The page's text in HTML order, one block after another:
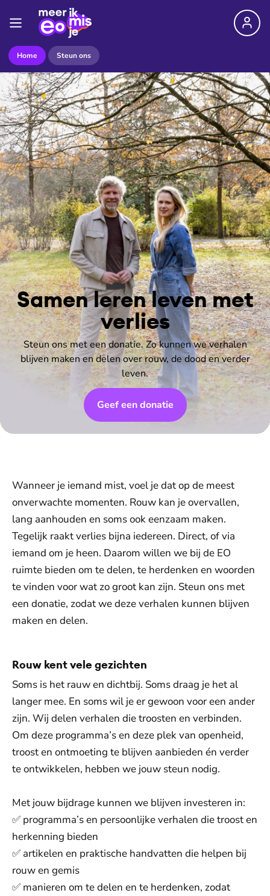
Home Steun ons
Samen leren leven met
verlies
Steun ons met een donatie. Zo kunnen we verhalen
blijven maken en delen over rouw, de dood en verder
leven.
Geef een donatie
Wanneer je iemand mist, voel je dat op de meest
onverwachte momenten. Rouw kan je overvallen,
lang aanhouden en soms ook eenzaam maken.
Tegelijk raakt verlies bijna iedereen. Direct, of via
iemand om je heen. Daarom willen we bij de EO
ruimte bieden om te delen, te herdenken en woorden
te vinden voor wat zo groot kan zijn. Steun ons met
een donatie, zodat we deze verhalen kunnen blijven
maken en delen.
Rouw kent vele gezichten
Soms is het rauw en dichtbij. Soms draag je het al
langer mee. En soms wil je er gewoon voor een ander
zijn. Wij delen verhalen die troosten en verbinden.
Om deze programma’s en deze plek van openheid,
troost en ontmoeting te blijven aanbieden én verder
te ontwikkelen, hebben we jouw steun nodig.
Met jouw bijdrage kunnen we blijven investeren in:
✅ programma’s en persoonlijke verhalen die troost en
herkenning bieden
✅ artikelen en praktische handvatten die helpen bij
rouw en gemis
✅ manieren om te delen en te herdenken, zodat